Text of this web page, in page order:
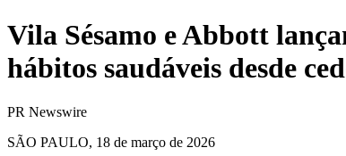
Vila Sésamo e Abbott
hábitos saudáveis desde
PR Newswire
SÃO PAULO, 18 de março de 2026